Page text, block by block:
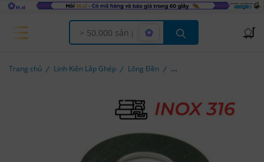
Offcanvas Menu Open
Trang chủ Linh Kiện Lắp Ghép Lông Đền